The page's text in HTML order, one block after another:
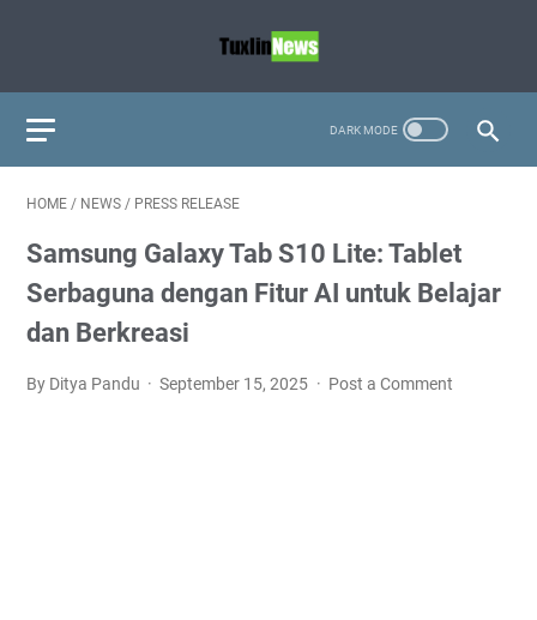
HOME / NEWS / PRESS RELEASE
Samsung Galaxy Tab S10 Lite: Tablet
Serbaguna dengan Fitur AI untuk Belajar
dan Berkreasi
By Ditya Pandu September 15, 2025 Post a Comment